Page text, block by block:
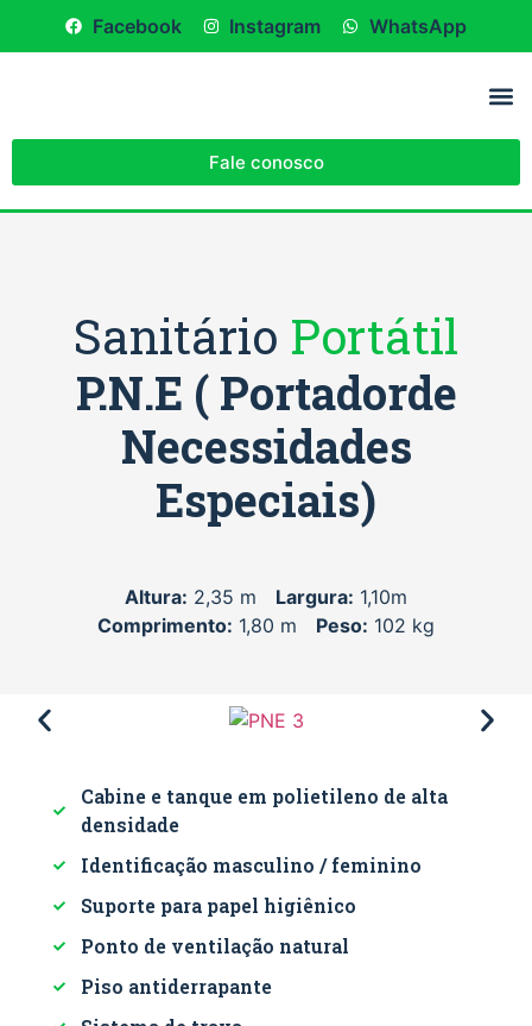
Facebook Instagram WhatsApp
Fale conosco
Sanitário Portátil
P.N.E ( Portadorde
Necessidades
Especiais)
Altura: 2,35 m Largura: 1,10m
Comprimento: 1,80 m Peso: 102 kg
Cabine e tanque em polietileno de alta
densidade
Identificação masculino / feminino
Suporte para papel higiênico
Ponto de ventilação natural
Piso antiderrapante